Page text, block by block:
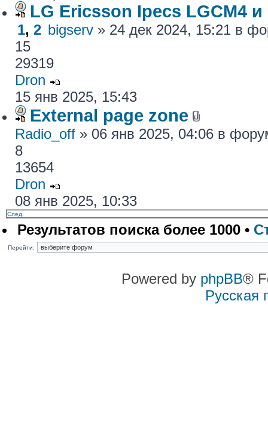
LG Ericsson Ipecs LGCM4 и
1, 2 bigserv » 24 дек 2024, 15:21 в
15
29319
Dron
15 янв 2025, 15:43
External page zone
Radio_off » 06 янв 2025, 04:06 в
8
13654
Dron
08 янв 2025, 10:33
След.
Результатов поиска более 1000 •
Перейти:
Powered by phpBB®
Русская